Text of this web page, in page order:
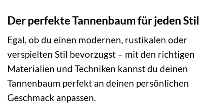
Der perfekte Tannenbaum für jeden Stil
Egal, ob du einen modernen, rustikalen oder
verspielten Stil bevorzugst – mit den richtigen
Materialien und Techniken kannst du deinen
Tannenbaum perfekt an deinen persönlichen
Geschmack anpassen.